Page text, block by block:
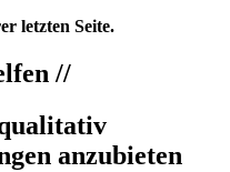
letzten Seite.
//
anzubieten